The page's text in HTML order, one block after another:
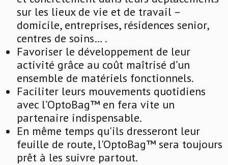
sur les lieux de vie et de travail –
domicile, entreprises, résidences senior,
centres de soins… .
Favoriser le développement de leur
activité grâce au coût maîtrisé d’un
ensemble de matériels fonctionnels.
Faciliter leurs mouvements quotidiens
avec l’OptoBag™ en fera vite un
partenaire indispensable.
En même temps qu'ils dresseront leur
feuille de route, l'OptoBag™ sera toujours
prêt à les suivre partout.